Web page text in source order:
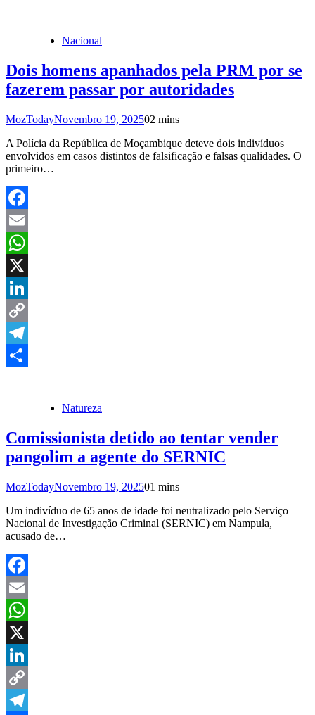
Nacional
Dois homens apanhados pela PRM por se
fazerem passar por autoridades
MozTodayNovembro 19, 202502 mins
A Polícia da República de Moçambique deteve dois indivíduos
envolvidos em casos distintos de falsificação e falsas qualidades. O
primeiro…
Facebook
Email
WhatsApp
X
LinkedIn
Copy
Link
Telegram
Natureza
Comissionista detido ao tentar vender
pangolim a agente do SERNIC
MozTodayNovembro 19, 202501 mins
Um indivíduo de 65 anos de idade foi neutralizado pelo Serviço
Nacional de Investigação Criminal (SERNIC) em Nampula,
acusado de…
Facebook
Email
WhatsApp
X
LinkedIn
Copy